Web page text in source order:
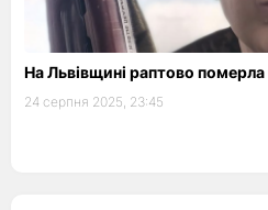
На Львівщині раптово
24 серпня 2025, 23:45